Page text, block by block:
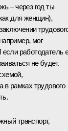
– через год ты
для женщин),
мог
если работодатель
не будет.
в рамках трудового
транспорт,